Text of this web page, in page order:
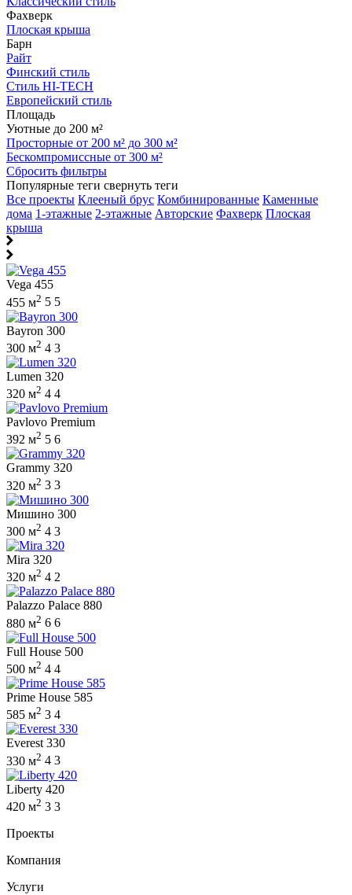
Фахверк
Плоская крыша
Барн
Райт
Финский стиль
Стиль HI-TECH
Европейский стиль
Площадь
Уютные до 200 м²
Просторные от 200 м² до 300 м²
Бескомпромиссные от 300 м²
Сбросить фильтры
Популярные теги свернуть теги
Все проекты Клееный брус Комбинированные Каменные
дома 1-этажные 2-этажные Авторские Фахверк Плоская
крыша
Vega 455
455 м2 5 5
Bayron 300
300 м2 4 3
Lumen 320
320 м2 4 4
Pavlovo Premium
392 м2 5 6
Grammy 320
320 м2 3 3
Мишино 300
300 м2 4 3
Mira 320
320 м2 4 2
Palazzo Palace 880
880 м2 6 6
Full House 500
500 м2 4 4
Prime House 585
585 м2 3 4
Everest 330
330 м2 4 3
Liberty 420
420 м2 3 3
Проекты
Компания
Услуги